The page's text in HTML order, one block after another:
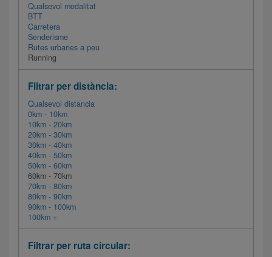
Qualsevol modalitat
BTT
Carretera
Senderisme
Rutes urbanes a peu
Running
Filtrar per distància:
Qualsevol distancia
0km - 10km
10km - 20km
20km - 30km
30km - 40km
40km - 50km
50km - 60km
60km - 70km
70km - 80km
80km - 90km
90km - 100km
100km +
Filtrar per ruta circular: